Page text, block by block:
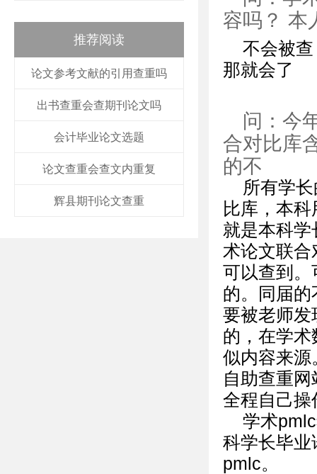
推荐阅读
论文参考文献的引用查重吗
出书查重会查期刊论文吗
会计毕业论文选题
论文查重会查文内重复
辉县期刊论文查重
容吗？ 本
不会被
那就会了
问：今
合对比库
的不
所有学
比库，本
就是本科
术论文联
可以查到。
的。同届
要被老师发
的，在学
似内容来源
自助查重
全程自己操
学术
科学长毕业
pmlc。